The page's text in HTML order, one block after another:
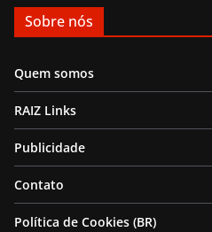
Sobre nós
Quem somos
RAIZ Links
Publicidade
Contato
Política de Cookies (BR)